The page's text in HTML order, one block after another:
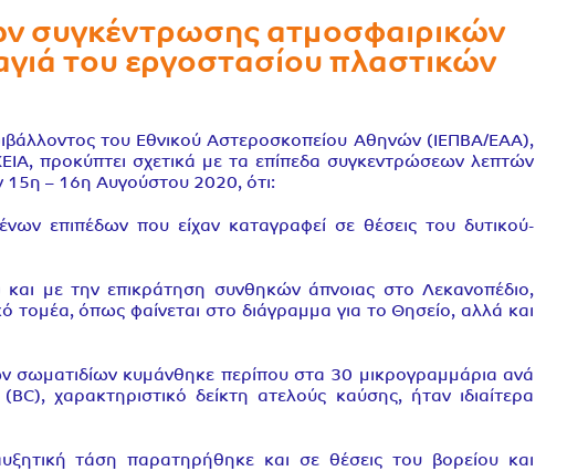
συγκέντρωσης ατμοσφαιρικών
του εργοστασίου πλαστικών
του Εθνικού Αστεροσκοπείου Αθηνών (ΙΕΠΒΑ/ΕΑΑ),
προκύπτει σχετικά με τα επίπεδα συγκεντρώσεων λεπτών
15η – 16η Αυγούστου 2020, ότι:
επιπέδων που είχαν καταγραφεί σε θέσεις του δυτικού-
με την επικράτηση συνθηκών άπνοιας στο Λεκανοπέδιο,
όπως φαίνεται στο διάγραμμα για το Θησείο, αλλά και
κυμάνθηκε περίπου στα 30 μικρογραμμάρια ανά
χαρακτηριστικό δείκτη ατελούς καύσης, ήταν ιδιαίτερα
τάση παρατηρήθηκε και σε θέσεις του βορείου και